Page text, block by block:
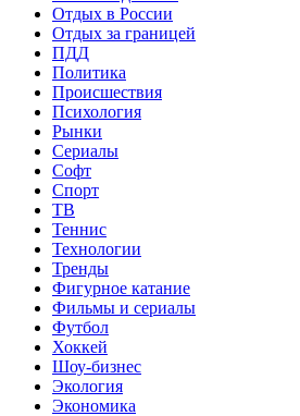
Отдых в России
Отдых за границей
ПДД
Политика
Происшествия
Психология
Рынки
Сериалы
Софт
Спорт
ТВ
Теннис
Технологии
Тренды
Фигурное катание
Фильмы и сериалы
Футбол
Хоккей
Шоу-бизнес
Экология
Экономика